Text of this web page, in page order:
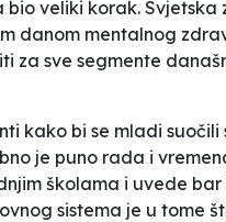
bio veliki korak.
danom mentalnog
za sve segmente
kako bi se mladi
je puno rada i
školama i uvede
sistema je u tome